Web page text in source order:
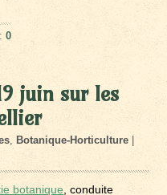
0
juin sur les
, Botanique-Horticulture
botanique , conduite